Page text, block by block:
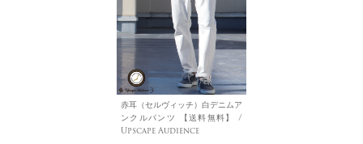
赤耳（セルヴィッチ）白デニムア
ンクルパンツ 【送料無料】 /
Upscape Audience